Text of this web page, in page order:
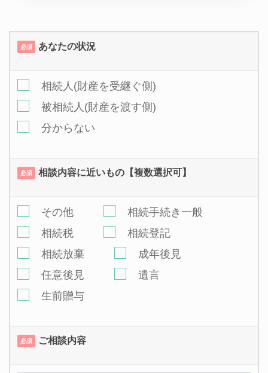
必須 あなたの状況
相続人(財産を受継ぐ側)
被相続人(財産を渡す側)
分からない
必須 相談内容に近いもの【複数選択可】
その他
相続手続き一般
相続税
相続登記
相続放棄
成年後見
任意後見
遺言
生前贈与
必須 ご相談内容